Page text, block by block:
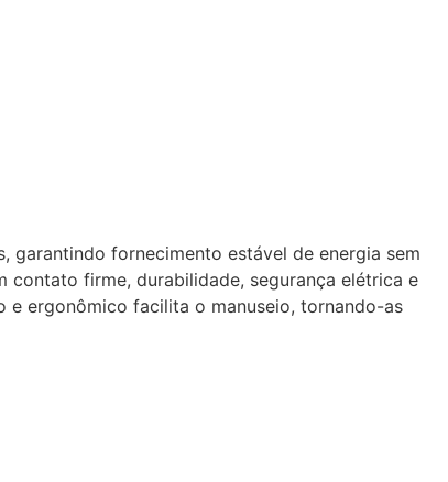
garantindo fornecimento estável de energia sem
contato firme, durabilidade, segurança elétrica e
e ergonômico facilita o manuseio, tornando-as